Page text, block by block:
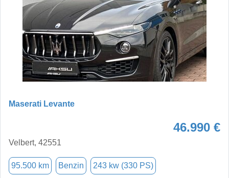
Maserati Levante
46.990 €
Velbert, 42551
95.500 km Benzin 243 kw (330 PS)